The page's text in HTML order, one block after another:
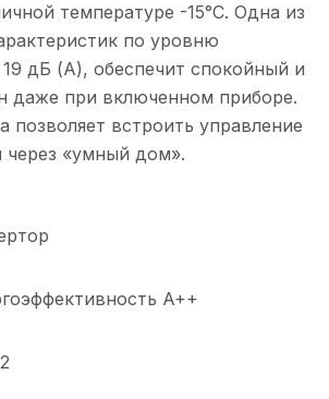
температуре -15°С. Одна из
по уровню
дБ (А), обеспечит спокойный и
даже при включенном приборе.
позволяет встроить управление
через «умный дом».
A++